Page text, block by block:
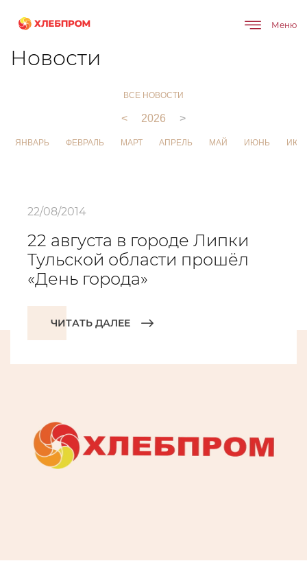
Меню
Главная О компании
Новости
ВСЕ НОВОСТИ
< 2026 >
ЯНВАРЬ ФЕВРАЛЬ МАРТ АПРЕЛЬ МАЙ ИЮНЬ
22/08/2014
22 августа в городе Липки
Тульской области прошёл
«День города»
ЧИТАТЬ ДАЛЕЕ